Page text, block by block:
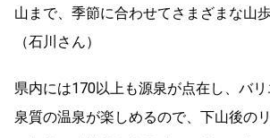
山まで、季節に合わせてさまざまな山
（石川さん）
県内には170以上も源泉が点在し、バ
泉質の温泉が楽しめるので、下山後の